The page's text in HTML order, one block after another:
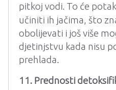
pitkoj vodi. To će
učiniti ih jačima, što
obolijevati i još više
djetinjstvu kada nisu
prehlada.
11. Prednosti